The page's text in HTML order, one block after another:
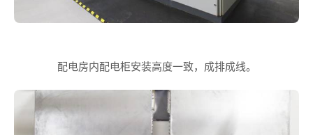
配电房内配电柜安装高度一致，成排成线。